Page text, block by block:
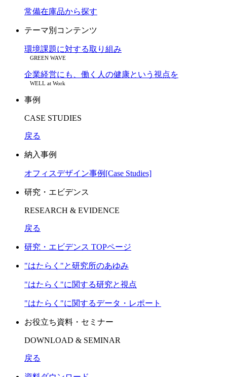
常備在庫品から探す
テーマ別コンテンツ
環境課題に対する取り組み
GREEN WAVE
企業経営にも、働く人の健康という視点を
WELL at Work
事例
CASE STUDIES
戻る
納入事例
オフィスデザイン事例[Case Studies]
研究・エビデンス
RESEARCH & EVIDENCE
戻る
研究・エビデンス TOPページ
"はたらく"と研究所のあゆみ
"はたらく"に関する研究と視点
"はたらく"に関するデータ・レポート
お役立ち資料・セミナー
DOWNLOAD & SEMINAR
戻る